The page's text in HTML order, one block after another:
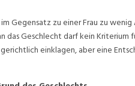
Gegensatz zu einer Frau zu
Geschlecht darf kein Kriterium
einklagen, aber eine